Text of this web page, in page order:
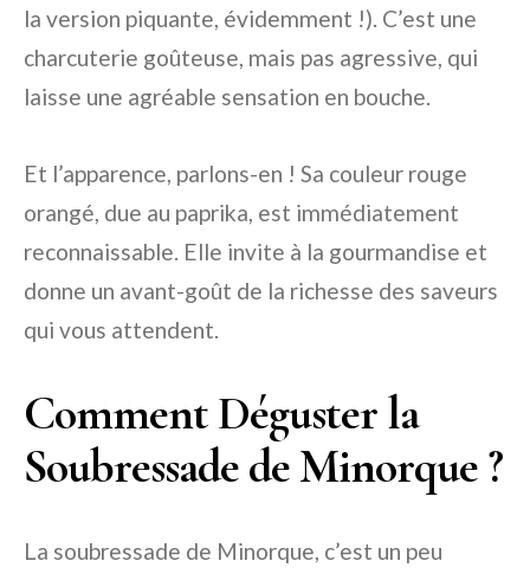
la version piquante, évidemment !). C’est une
charcuterie goûteuse, mais pas agressive, qui
laisse une agréable sensation en bouche.
Et l’apparence, parlons-en ! Sa couleur rouge
orangé, due au paprika, est immédiatement
reconnaissable. Elle invite à la gourmandise et
donne un avant-goût de la richesse des saveurs
qui vous attendent.
Comment Déguster la
Soubressade de Minorque ?
La soubressade de Minorque, c’est un peu